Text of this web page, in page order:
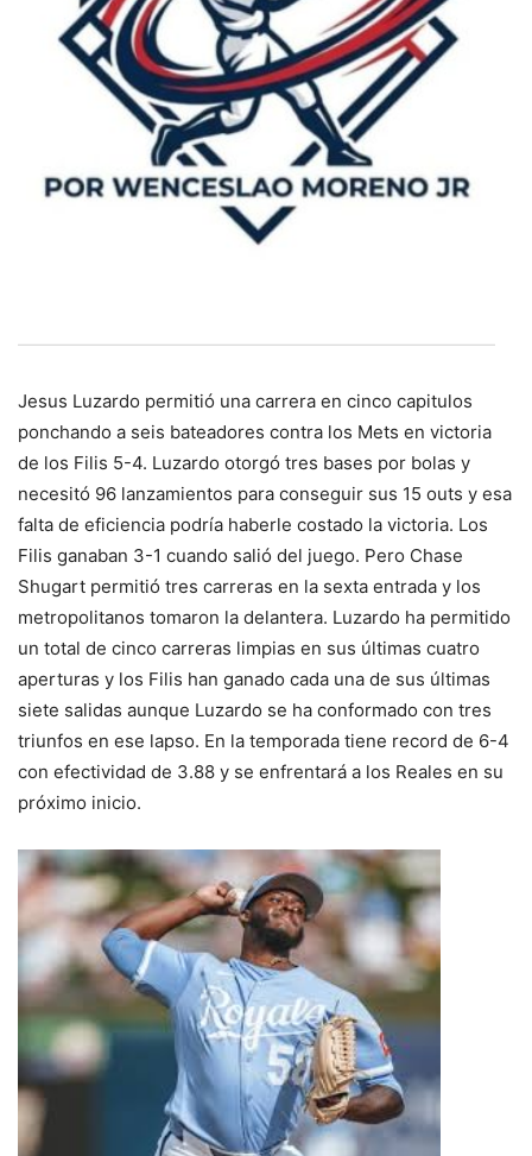
Jesus Luzardo permitió una carrera en cinco capitulos
ponchando a seis bateadores contra los Mets en victoria
de los Filis 5-4. Luzardo otorgó tres bases por bolas y
necesitó 96 lanzamientos para conseguir sus 15 outs y esa
falta de eficiencia podría haberle costado la victoria. Los
Filis ganaban 3-1 cuando salió del juego. Pero Chase
Shugart permitió tres carreras en la sexta entrada y los
metropolitanos tomaron la delantera. Luzardo ha permitido
un total de cinco carreras limpias en sus últimas cuatro
aperturas y los Filis han ganado cada una de sus últimas
siete salidas aunque Luzardo se ha conformado con tres
triunfos en ese lapso. En la temporada tiene record de 6-4
con efectividad de 3.88 y se enfrentará a los Reales en su
próximo inicio.